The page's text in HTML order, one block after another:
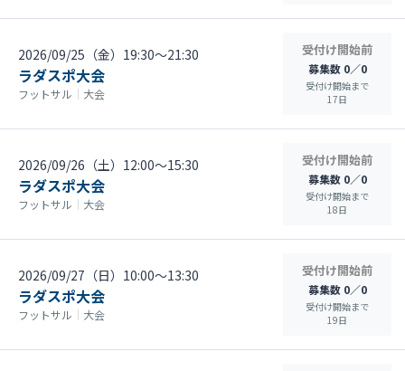
2026/09/25（金）19:30〜21:30
ラダスポ大会
フットサル ｜ 大会
受付け開始前
募集数 0／0
受付け開始まで
17日
2026/09/26（土）12:00〜15:30
ラダスポ大会
フットサル ｜ 大会
受付け開始前
募集数 0／0
受付け開始まで
18日
2026/09/27（日）10:00〜13:30
ラダスポ大会
フットサル ｜ 大会
受付け開始前
募集数 0／0
受付け開始まで
19日